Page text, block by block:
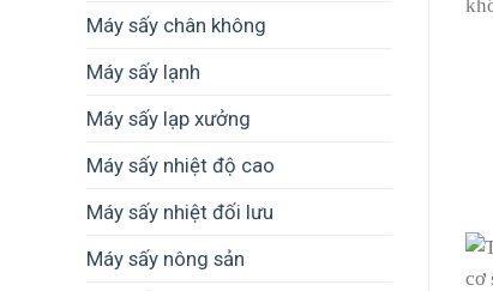
Máy sấy chân không
Máy sấy lạnh
Máy sấy lạp xưởng
Máy sấy nhiệt độ cao
Máy sấy nhiệt đối lưu
Máy sấy nông sản